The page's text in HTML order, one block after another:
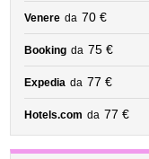
Venere da 70 €
Booking da 75 €
Expedia da 77 €
Hotels.com da 77 €